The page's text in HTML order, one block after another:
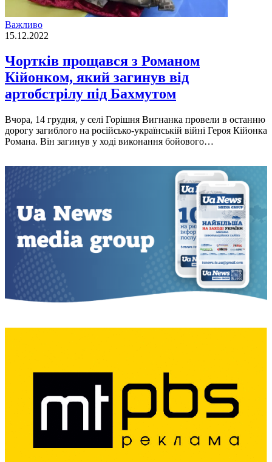
Важливо
15.12.2022
Чортків прощався з Романом
Кійонком, який загинув від
артобстрілу під Бахмутом
Вчора, 14 грудня, у селi Горiшня Вигнанка провели в останню
дорогу загиблого на росiйсько-українськiй вiйнi Героя Кiйонка
Романа. Вiн загинув у ходi виконання бойового…